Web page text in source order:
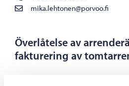
mika.lehtonen@porvoo.fi
Överlåtelse av
fakturering av